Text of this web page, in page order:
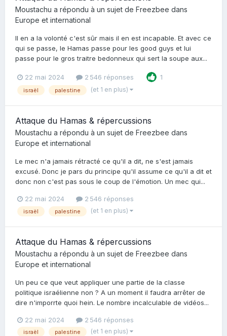
Moustachu a répondu à un sujet de Freezbee dans
Europe et international
Il en a la volonté c'est sûr mais il en est incapable. Et avec ce
qui se passe, le Hamas passe pour les good guys et lui
passe pour le gros traitre bedonneux qui sert la soupe aux...
22 mai 2024 2 546 réponses 1
israël palestine (et 1 en plus)
Attaque du Hamas & répercussions
Moustachu a répondu à un sujet de Freezbee dans
Europe et international
Le mec n'a jamais rétracté ce qu'il a dit, ne s'est jamais
excusé. Donc je pars du principe qu'il assume ce qu'il a dit et
donc non c'est pas sous le coup de l'émotion. Un mec qui...
22 mai 2024 2 546 réponses
israël palestine (et 1 en plus)
Attaque du Hamas & répercussions
Moustachu a répondu à un sujet de Freezbee dans
Europe et international
Un peu ce que veut appliquer une partie de la classe
politique israélienne non ? A un moment il faudra arrêter de
dire n'imporrte quoi hein. Le nombre incalculable de vidéos...
22 mai 2024 2 546 réponses
israël palestine (et 1 en plus)